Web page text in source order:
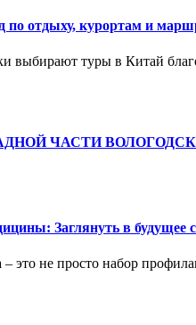
отдыху, курортам и
выбирают туры в Китай
ЧАСТИ
Заглянуть в будущее
это не просто набор